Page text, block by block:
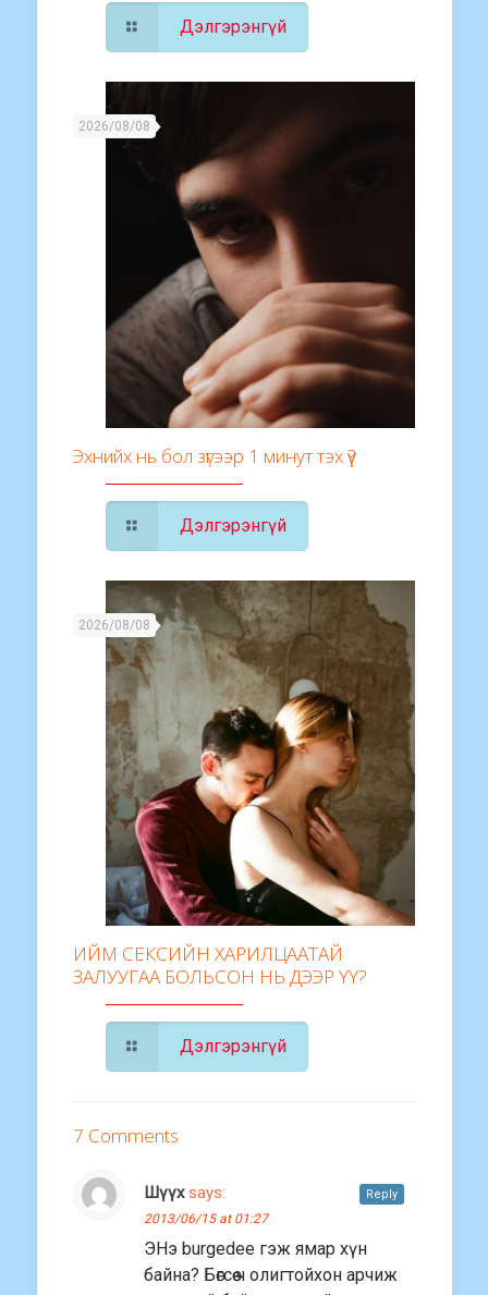
Дэлгэрэнгүй
2026/08/08
Эхнийх нь бол зүгээр 1 минут тэх үү?
Дэлгэрэнгүй
2026/08/08
ИЙМ СЕКСИЙН ХАРИЛЦААТАЙ
ЗАЛУУГАА БОЛЬСОН НЬ ДЭЭР ҮҮ?
Дэлгэрэнгүй
7 Comments
Шүүх says:
2013/06/15 at 01:27
ЭНэ burgedee гэж ямар хүн
байна? Бөгсөө ч олигтойхон арчиж
Reply